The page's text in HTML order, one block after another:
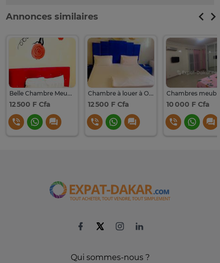
Annonces similaires
Belle Chambre Meublée Ouest Foire
12 500 F Cfa
Chambre à louer à Ouest Foire
12 500 F Cfa 10 000 F Cfa
Qui sommes-nous ?